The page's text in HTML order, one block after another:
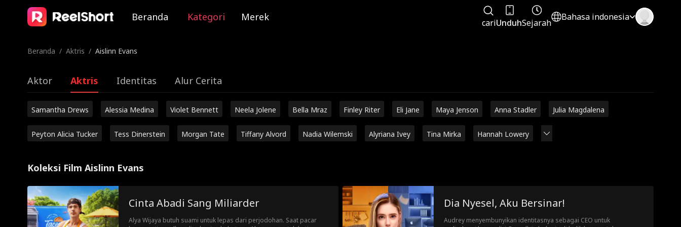
Beranda Kategori Merek cariUnduhSejarah
Bahasa indonesia
Beranda / Aktris / Aislinn Evans
Aktor Aktris Identitas Alur Cerita
Samantha Drews Alessia Medina Violet Bennett Neela Jolene Bella Mraz Finley Riter Eli Jane Maya Jenson Anna Stadler Julia Magdalena
Peyton Alicia Tucker Tess Dinerstein Morgan Tate Tiffany Alvord Nadia Wilemski Alyriana Ivey Tina Mirka Hannah Lowery
Koleksi Film Aislinn Evans
Cinta Abadi Sang Miliarder
Alya Wijaya butuh suami untuk lepas dari perjodohan. Saat pacar
Dia Nyesel, Aku Bersinar!
Audrey menyembunyikan identitasnya sebagai CEO untuk